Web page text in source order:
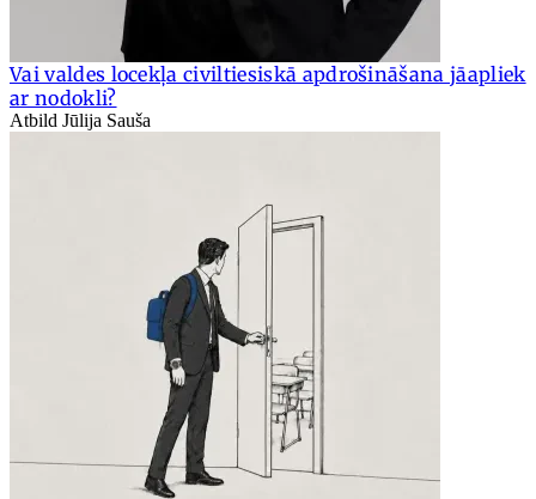
Vai valdes locekļa civiltiesiskā apdrošināšana jāapliek
ar nodokli?
Atbild Jūlija Sauša